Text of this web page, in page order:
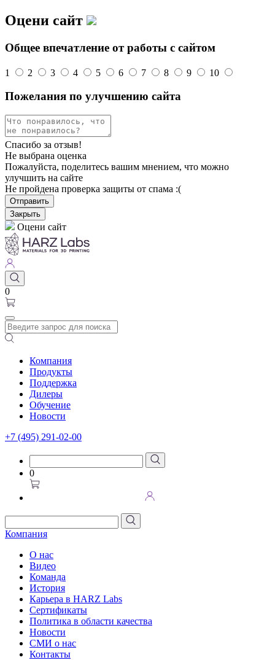
Оцени сайт
Общее впечатление от работы с сайтом
1 2 3 4 5 6 7 8 9 10
Пожелания по улучшению сайта
Спасибо за отзыв!
Не выбрана оценка
Пожалуйста, поделитесь вашим мнением, что можно
улучшить на сайте
Не пройдена проверка защиты от спама :(
Отправить
Закрыть
Оцени сайт
0
Компания
Продукты
Поддержка
Дилеры
Обучение
Новости
+7 (495) 291-02-00
0
Компания
О нас
Видео
Команда
История
Карьера в HARZ Labs
Сертификаты
Политика в области качества
Новости
СМИ о нас
Контакты